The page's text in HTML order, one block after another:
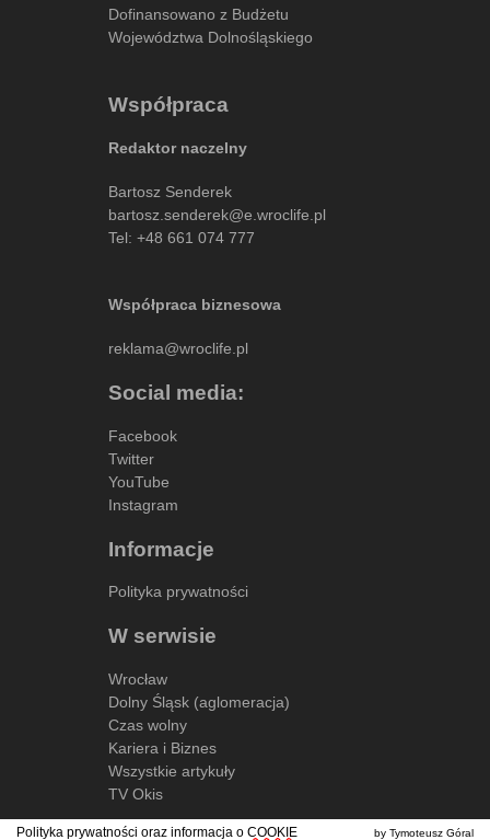
Dofinansowano z Budżetu
Województwa Dolnośląskiego
Współpraca
Redaktor naczelny
Bartosz Senderek
bartosz.senderek@e.wroclife.pl
Tel: +48 661 074 777
Współpraca biznesowa
reklama@wroclife.pl
Social media:
Facebook
Twitter
YouTube
Instagram
Informacje
Polityka prywatności
W serwisie
Wrocław
Dolny Śląsk (aglomeracja)
Czas wolny
Kariera i Biznes
Wszystkie artykuły
TV Okis
Polityka prywatności oraz informacja o COOKIE by Tymoteusz Góral